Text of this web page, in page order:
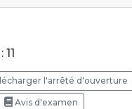
l'arrêté d'ouverture
Avis d'examen